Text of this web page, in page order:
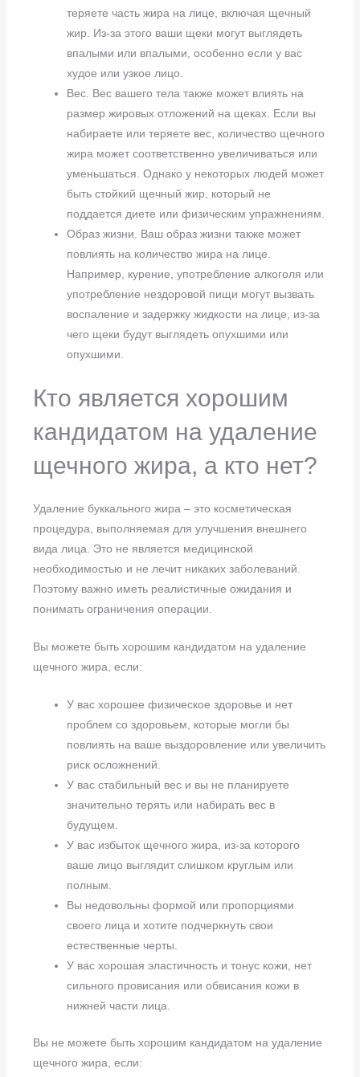
теряете часть жира на лице, включая щечный
жир. Из-за этого ваши щеки могут выглядеть
впалыми или впалыми, особенно если у вас
худое или узкое лицо.
Вес. Вес вашего тела также может влиять на
размер жировых отложений на щеках. Если вы
набираете или теряете вес, количество щечного
жира может соответственно увеличиваться или
уменьшаться. Однако у некоторых людей может
быть стойкий щечный жир, который не
поддается диете или физическим упражнениям.
Образ жизни. Ваш образ жизни также может
повлиять на количество жира на лице.
Например, курение, употребление алкоголя или
употребление нездоровой пищи могут вызвать
воспаление и задержку жидкости на лице, из-за
чего щеки будут выглядеть опухшими или
опухшими.
Кто является хорошим
кандидатом на удаление
щечного жира, а кто нет?
Удаление буккального жира – это косметическая
процедура, выполняемая для улучшения внешнего
вида лица. Это не является медицинской
необходимостью и не лечит никаких заболеваний.
Поэтому важно иметь реалистичные ожидания и
понимать ограничения операции.
Вы можете быть хорошим кандидатом на удаление
щечного жира, если:
У вас хорошее физическое здоровье и нет
проблем со здоровьем, которые могли бы
повлиять на ваше выздоровление или увеличить
риск осложнений.
У вас стабильный вес и вы не планируете
значительно терять или набирать вес в
будущем.
У вас избыток щечного жира, из-за которого
ваше лицо выглядит слишком круглым или
полным.
Вы недовольны формой или пропорциями
своего лица и хотите подчеркнуть свои
естественные черты.
У вас хорошая эластичность и тонус кожи, нет
сильного провисания или обвисания кожи в
нижней части лица.
Вы не можете быть хорошим кандидатом на удаление
щечного жира, если: